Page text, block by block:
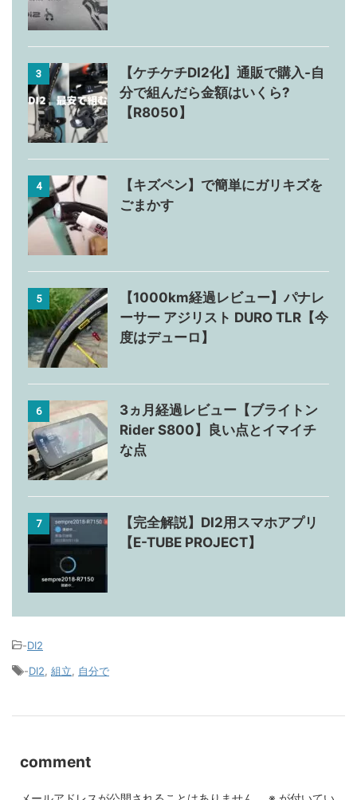
3
【ケチケチDI2化】通販で購入-自
分で組んだら金額はいくら?
【R8050】
4
【キズペン】で簡単にガリキズを
ごまかす
5
【1000km経過レビュー】パナレ
ーサー アジリスト DURO TLR【今
度はデューロ】
6
3ヵ月経過レビュー【ブライトン
Rider S800】良い点とイマイチ
な点
7
【完全解説】DI2用スマホアプリ
【E-TUBE PROJECT】
-DI2
-DI2, 組立, 自分で
comment